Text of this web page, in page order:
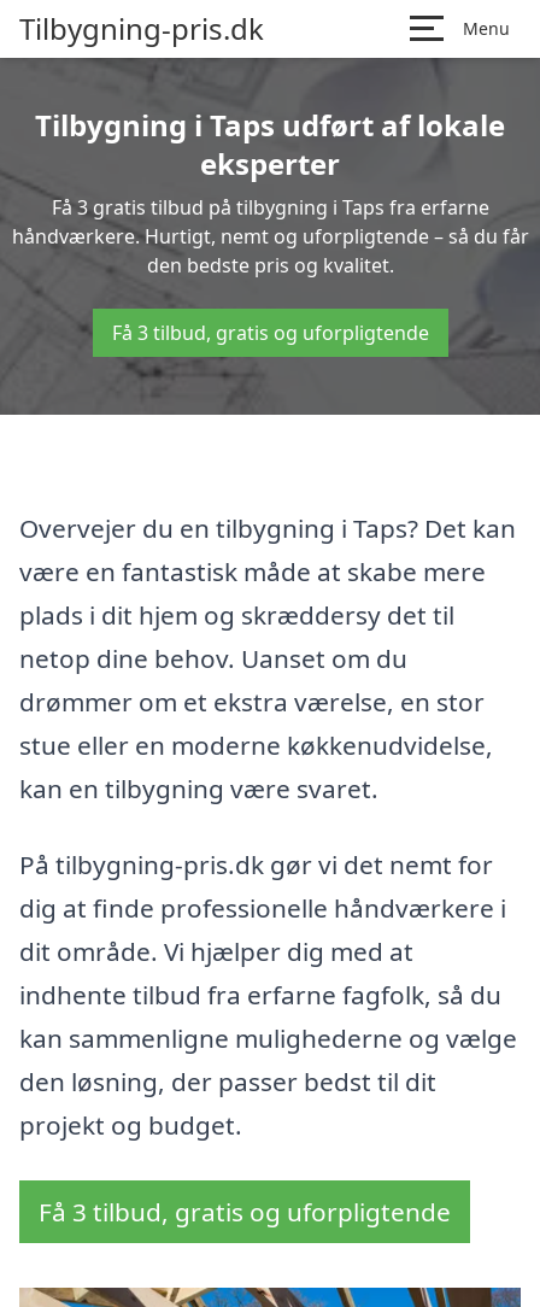
Tilbygning-pris.dk Menu
Tilbygning i Taps udført af lokale
eksperter
Få 3 gratis tilbud på tilbygning i Taps fra erfarne
håndværkere. Hurtigt, nemt og uforpligtende – så du får
den bedste pris og kvalitet.
Få 3 tilbud, gratis og uforpligtende
Overvejer du en tilbygning i Taps? Det kan
være en fantastisk måde at skabe mere
plads i dit hjem og skræddersy det til
netop dine behov. Uanset om du
drømmer om et ekstra værelse, en stor
stue eller en moderne køkkenudvidelse,
kan en tilbygning være svaret.
På tilbygning-pris.dk gør vi det nemt for
dig at finde professionelle håndværkere i
dit område. Vi hjælper dig med at
indhente tilbud fra erfarne fagfolk, så du
kan sammenligne mulighederne og vælge
den løsning, der passer bedst til dit
projekt og budget.
Få 3 tilbud, gratis og uforpligtende